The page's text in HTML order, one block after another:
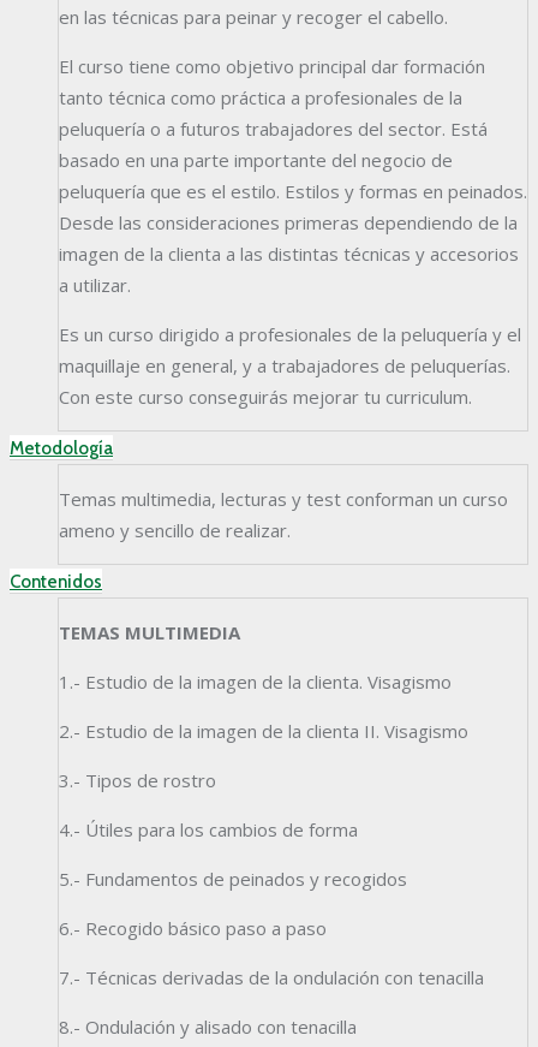
en las técnicas para peinar y recoger el cabello.
El curso tiene como objetivo principal dar formación
tanto técnica como práctica a profesionales de la
peluquería o a futuros trabajadores del sector. Está
basado en una parte importante del negocio de
peluquería que es el estilo. Estilos y formas en peinados.
Desde las consideraciones primeras dependiendo de la
imagen de la clienta a las distintas técnicas y accesorios
a utilizar.
Es un curso dirigido a profesionales de la peluquería y el
maquillaje en general, y a trabajadores de peluquerías.
Con este curso conseguirás mejorar tu curriculum.
Metodología
Temas multimedia, lecturas y test conforman un curso
ameno y sencillo de realizar.
Contenidos
TEMAS MULTIMEDIA
1.- Estudio de la imagen de la clienta. Visagismo
2.- Estudio de la imagen de la clienta II. Visagismo
3.- Tipos de rostro
4.- Útiles para los cambios de forma
5.- Fundamentos de peinados y recogidos
6.- Recogido básico paso a paso
7.- Técnicas derivadas de la ondulación con tenacilla
8.- Ondulación y alisado con tenacilla